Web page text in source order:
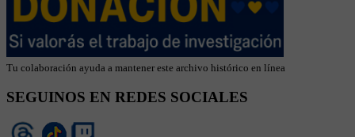
Tu colaboración ayuda a mantener este archivo histórico en línea
SEGUINOS EN REDES SOCIALES